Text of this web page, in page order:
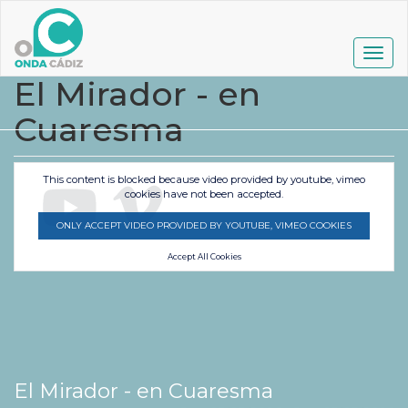
contenido
principal
El Mirador - en
Cuaresma
This content is blocked because video provided by youtube, vimeo
cookies have not been accepted.
ONLY ACCEPT VIDEO PROVIDED BY YOUTUBE, VIMEO COOKIES
Accept All Cookies
El Mirador - en Cuaresma